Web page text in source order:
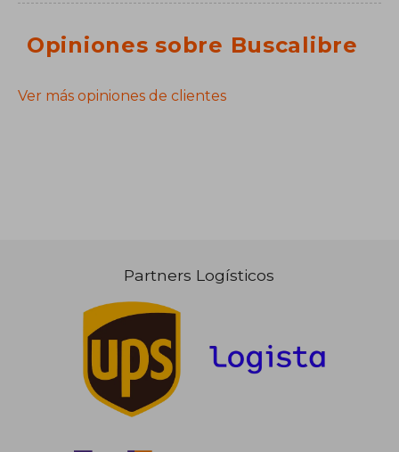
Opiniones sobre Buscalibre
Ver más opiniones de clientes
Partners Logísticos